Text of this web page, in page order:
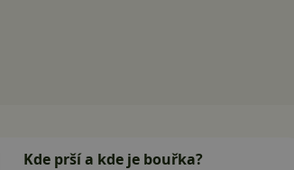
Kde prší a kde je bouřka?